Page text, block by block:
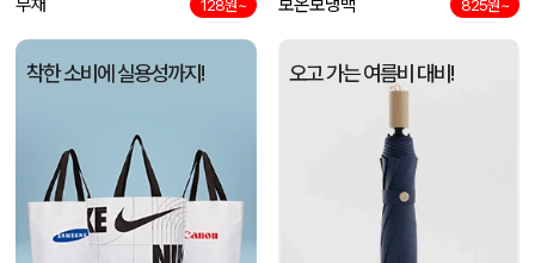
노OO 08-07
부채 128원~ 보온보냉백 825원~
착한 소비에 실용성까지! 오고 가는 여름비 대비!